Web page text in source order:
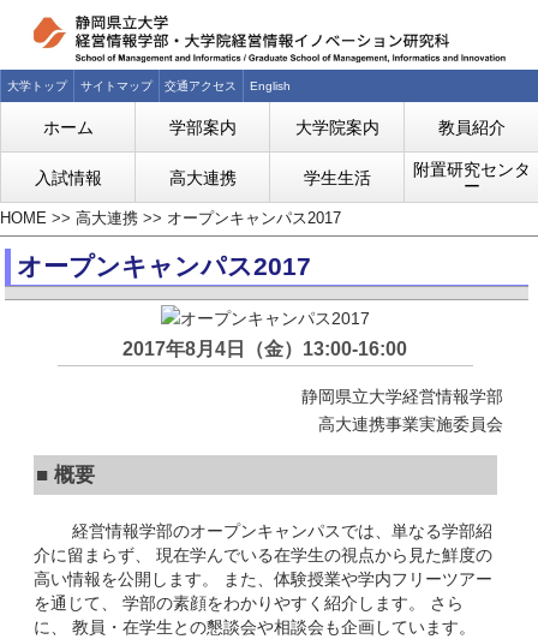
大学トップ サイトマップ 交通アクセス English
ホーム 学部案内 大学院案内 教員紹介
入試情報 高大連携 学生生活
附置研究センタ
ー
HOME >> 高大連携 >> オープンキャンパス2017
オープンキャンパス2017
2017年8月4日（金）13:00-16:00
静岡県立大学経営情報学部
高大連携事業実施委員会
■ 概要
経営情報学部のオープンキャンパスでは、単なる学部紹
介に留まらず、 現在学んでいる在学生の視点から見た鮮度の
高い情報を公開します。 また、体験授業や学内フリーツアー
を通じて、 学部の素顔をわかりやすく紹介します。 さら
に、 教員・在学生との懇談会や相談会も企画しています。